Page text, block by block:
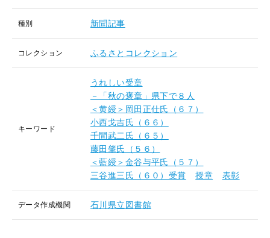
種別 新聞記事
コレクション ふるさとコレクション
キーワード
うれしい受章
－「秋の褒章」県下で８人
＜黄綬＞岡田正仕氏（６７）
小西戈吉氏（６６）
千間武二氏（６５）
藤田肇氏（５６）
＜藍綬＞金谷与平氏（５７）
三谷進三氏（６０）受賞
授章 表彰
データ作成機関 石川県立図書館